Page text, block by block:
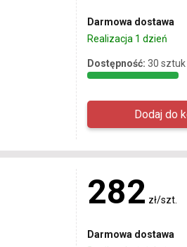
Darmowa dostawa
Realizacja 1 dzień
Dostępność: 30 sztuk
282 zł/szt.
Darmowa dostawa